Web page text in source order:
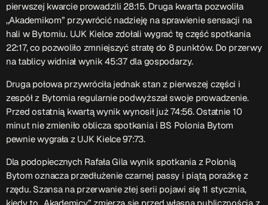
Strona UJK
Klub WSPAK
Wirtualna Uczelnia
Biuro Karier
Przydatne informacje
O nas– jedyna w Kielcach studencka stacja radiowa.
Projekt ruszył w październiku 2015 roku z inicjatywy
kieleckich studentówCzytaj.wiecej…
pierwszej kwarcie prowadzili 28:15. Druga kwarta pozwoliła
,,Akademikom” przywrócić nadzieję na sprawienie sensacji na
hali w Bytomiu. UJK Kielce zdołali wygrać tę część spotkania
22:17, co pozwoliło zmniejszyć stratę do 8 punktów. Do przerwy
na tablicy widniał wynik 45:37 dla gospodarzy.
Druga połowa przywróciła jednak stan z pierwszej części i
zespół z Bytomia regularnie podwyższał swoje prowadzenie.
Przed ostatnią kwartą wynik wynosił już 74:56. Ostatnie 10
minut nie zmieniło oblicza spotkania i BS Polonia Bytom
pewnie wygrała z UJK Kielce 97:73.
Dla podopiecznych Rafała Gila wynik spotkania z Polonią
Bytom oznacza przedłużenie czarnej passy i piątą porażkę z
rzędu. Szansa na przerwanie złej serii pojawi się 11 stycznia,